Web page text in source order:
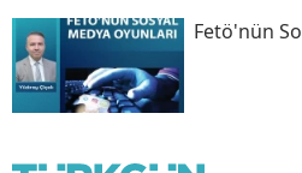
Fetö'nün